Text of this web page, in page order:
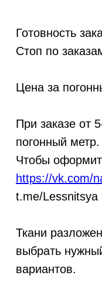
Готовность
Стоп по
Цена за
При заказе от
погонный метр.
Чтобы
https://vk.com/
t.me/Lessnitsya
Ткани
выбрать
вариантов.